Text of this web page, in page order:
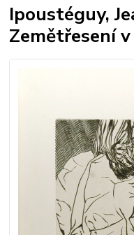
Ipoustéguy,
Zemětřesení